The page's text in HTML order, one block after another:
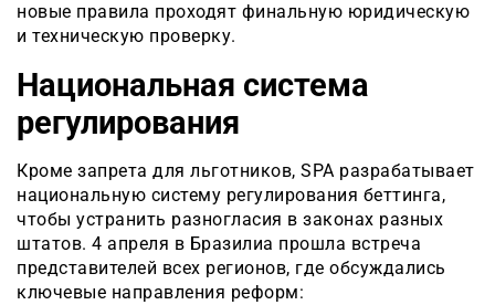
новые правила проходят финальную юридическую
и техническую проверку.
Национальная система
регулирования
Кроме запрета для льготников, SPA разрабатывает
национальную систему регулирования беттинга,
чтобы устранить разногласия в законах разных
штатов. 4 апреля в Бразилиа прошла встреча
представителей всех регионов, где обсуждались
ключевые направления реформ: